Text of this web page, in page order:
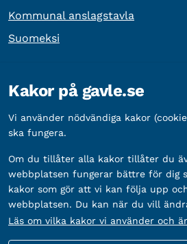
Kommunal anslagstavla
Suomeksi
Organisationsnummer: 212000-
Bankgironummer: 5888-2333
Kakor på gavle.se
Vi använder nödvändiga kakor
ska fungera.
Om du tillåter alla kakor tillåter du
webbplatsen fungerar bättre för dig
kakor som gör att vi kan följa upp
webbplatsen. Du kan när du vill
Läs om vilka kakor vi använder och